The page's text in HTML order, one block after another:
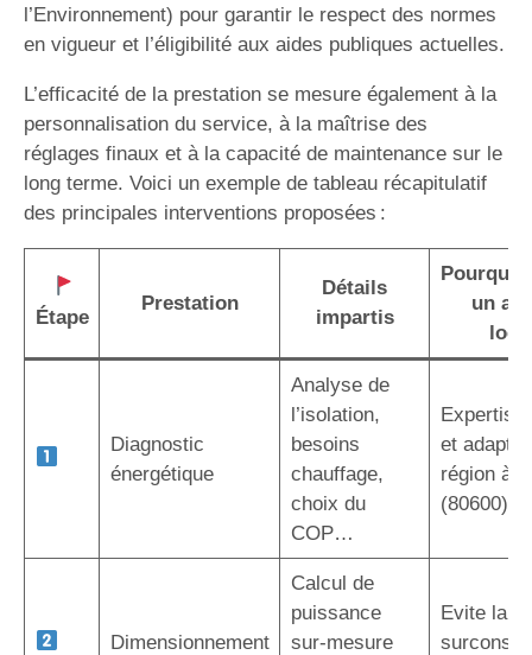
l’Environnement) pour garantir le respect des normes
en vigueur et l’éligibilité aux aides publiques actuelles.
L’efficacité de la prestation se mesure également à la
personnalisation du service, à la maîtrise des
réglages finaux et à la capacité de maintenance sur le
long terme. Voici un exemple de tableau récapitulatif
des principales interventions proposées :
Étape
Prestation
Détails
impartis
un
Diagnostic
énergétique
Analyse de
l’isolation,
besoins
chauffage,
choix du
COP…
Expertise
et
région à
(80600)
Dimensionnement
Calcul de
puissance
sur-mesure
Evite la